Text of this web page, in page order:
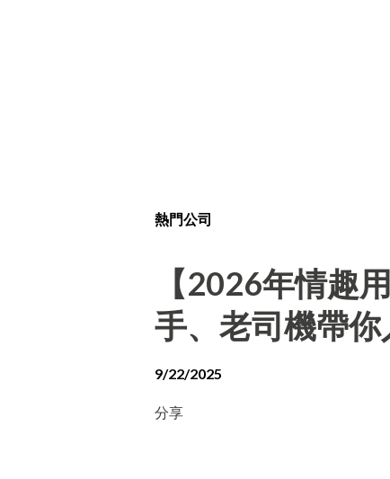
熱門公司
【2026年情趣
手、老司機帶你
9/22/2025
分享